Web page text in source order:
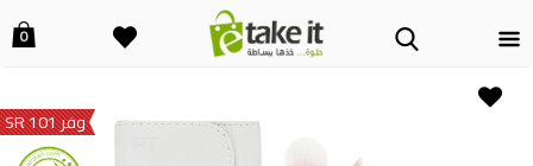
0
وفر 101 SR